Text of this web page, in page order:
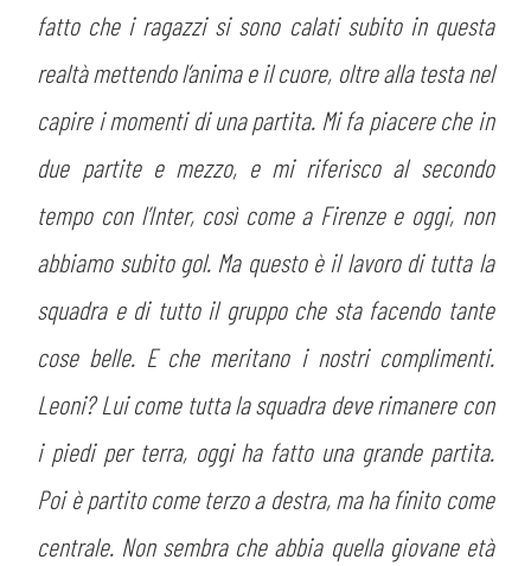
fatto che i ragazzi si sono calati subito in questa
realtà mettendo l’anima e il cuore, oltre alla testa nel
capire i momenti di una partita. Mi fa piacere che in
due partite e mezzo, e mi riferisco al secondo
tempo con l’Inter, così come a Firenze e oggi, non
abbiamo subito gol. Ma questo è il lavoro di tutta la
squadra e di tutto il gruppo che sta facendo tante
cose belle. E che meritano i nostri complimenti.
Leoni? Lui come tutta la squadra deve rimanere con
i piedi per terra, oggi ha fatto una grande partita.
Poi è partito come terzo a destra, ma ha finito come
centrale. Non sembra che abbia quella giovane età